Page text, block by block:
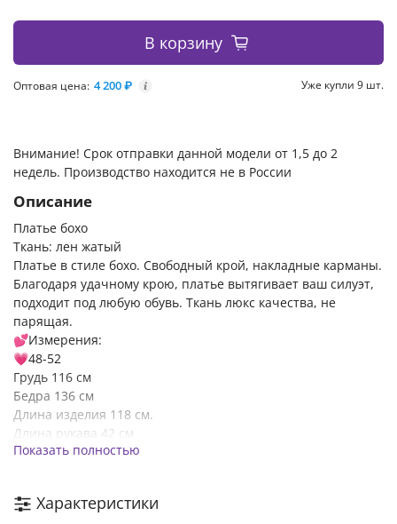
В корзину
Оптовая цена: 4 200 ₽ i Уже купли 9 шт.
Внимание! Срок отправки данной модели от 1,5 до 2
недель. Производство находится не в России
Описание
Платье бохо
Ткань: лен жатый
Платье в стиле бохо. Свободный крой, накладные карманы.
Благодаря удачному крою, платье вытягивает ваш силуэт,
подходит под любую обувь. Ткань люкс качества, не
парящая.
💕Измерения:
💗48-52
Грудь 116 см
Бедра 136 см
Длина изделия 118 см.
Длина рукава 42 см
💗54-58
Длина изделия 123 см.
Показать полностью
Характеристики